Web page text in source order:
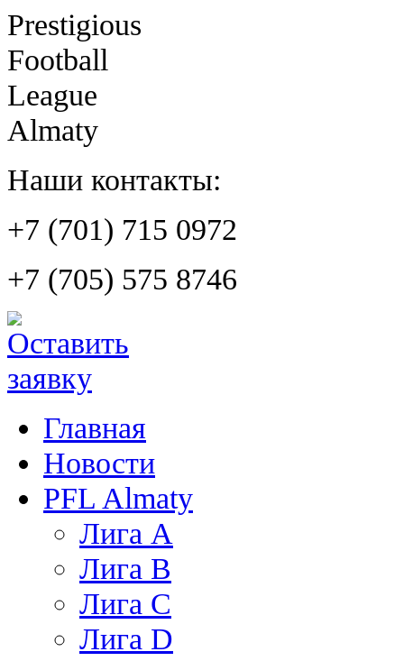
Prestigious
Football
League
Almaty
Наши контакты:
+7 (701) 715 0972
+7 (705) 575 8746
Главная
Новости
PFL Almaty
Лига A
Лига В
Лига С
Лига D